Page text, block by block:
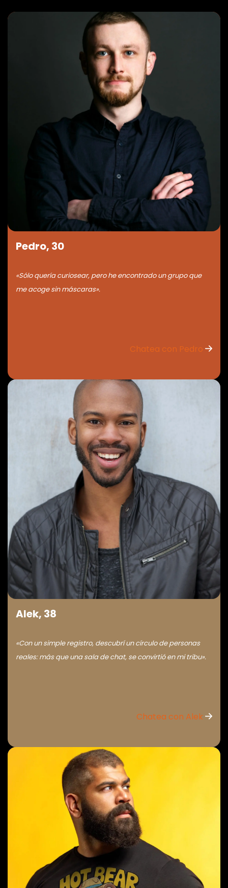
Pedro, 30
«Sólo quería curiosear, pero he encontrado un grupo que
me acoge sin máscaras».
Chatea con Pedro
Alek, 38
«Con un simple registro, descubrí un círculo de personas
reales: más que una sala de chat, se convirtió en mi tribu».
Chatea con Alek